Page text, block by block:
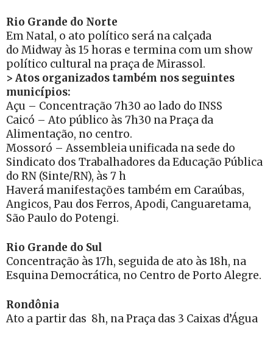
Rio Grande do Norte
Em Natal, o ato político será na calçada
do Midway às 15 horas e termina com um show
político cultural na praça de Mirassol.
> Atos organizados também nos seguintes
municípios:
Açu – Concentração 7h30 ao lado do INSS
Caicó – Ato público às 7h30 na Praça da
Alimentação, no centro.
Mossoró – Assembleia unificada na sede do
Sindicato dos Trabalhadores da Educação Pública
do RN (Sinte/RN), às 7 h
Haverá manifestações também em Caraúbas,
Angicos, Pau dos Ferros, Apodi, Canguaretama,
São Paulo do Potengi.
Rio Grande do Sul
Concentração às 17h, seguida de ato às 18h, na
Esquina Democrática, no Centro de Porto Alegre.
Rondônia
Ato a partir das 8h, na Praça das 3 Caixas d’Água